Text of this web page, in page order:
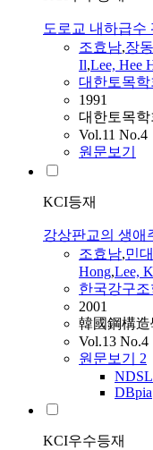
도로교 내하급수
조효남,장
Il,Lee, Hee
대한토목학
1991
대한토목학
Vol.11 No.4
원문보기
KCI등재
강상판교의 생애
조효남,민
Hong,Lee,
한국강구조
2001
韓國鋼構
Vol.13 No.4
원문보기 2
NDSL
DBpia
KCI우수등재